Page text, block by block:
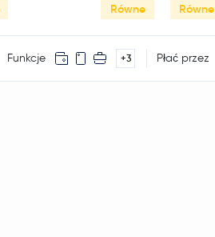
Równe Równe
Funkcje +3 Płać przez